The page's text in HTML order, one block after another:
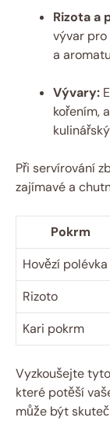
Rizota a
vývar pro
a
Vývary:
kořením,
Při servírování
zajímavé a
Pokrm
Hovězí polévka
Rizoto
Kari pokrm
Vyzkoušejte
které potěší
může být